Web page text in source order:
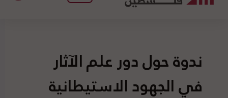
ندوة حول دور علم الآثار
في الجهود الاستيطانية